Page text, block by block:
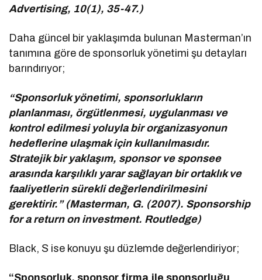
Advertising, 10(1), 35-47.)
Daha güncel bir yaklaşımda bulunan Masterman’ın
tanımına göre de sponsorluk yönetimi şu detayları
barındırıyor;
“Sponsorluk yönetimi, sponsorlukların
planlanması, örgütlenmesi, uygulanması ve
kontrol edilmesi yoluyla bir organizasyonun
hedeflerine ulaşmak için kullanılmasıdır.
Stratejik bir yaklaşım, sponsor ve sponsee
arasında karşılıklı yarar sağlayan bir ortaklık ve
faaliyetlerin sürekli değerlendirilmesini
gerektirir.” (Masterman, G. (2007). Sponsorship
for a return on investment. Routledge)
Black, S ise konuyu şu düzlemde değerlendiriyor;
“Sponsorluk, sponsor firma ile sponsorluğu